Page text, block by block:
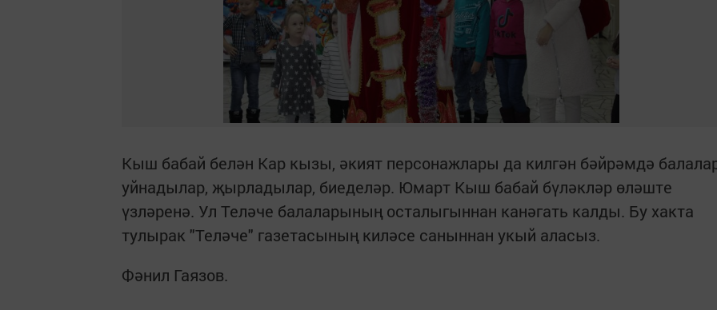
Кыш бабай белән Кар кызы, әкият персонажлары да килгән бәйрәмдә
уйнадылар, җырладылар, биеделәр. Юмарт Кыш бабай бүләкләр өләште
үзләренә. Ул Теләче балаларының осталыгыннан канәгать калды. Бу хакта
тулырак "Теләче" газетасының киләсе саныннан укый аласыз.
Фәнил Гаязов.